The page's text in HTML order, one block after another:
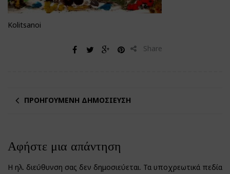
Kolitsanoi
Share
ΠΡΟΗΓΟΎΜΕΝΗ ΔΗΜΟΣΊΕΥΣΗ
Αφήστε μια απάντηση
Η ηλ. διεύθυνση σας δεν δημοσιεύεται. Τα υποχρεωτικά πεδία